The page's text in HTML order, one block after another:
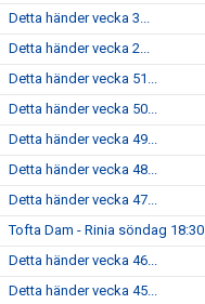
Detta händer vecka 3...
Detta händer vecka 2...
Detta händer vecka 51...
Detta händer vecka 50...
Detta händer vecka 49...
Detta händer vecka 48...
Detta händer vecka 47...
Tofta Dam - Rinia söndag 18:30
Detta händer vecka 46...
Detta händer vecka 45...